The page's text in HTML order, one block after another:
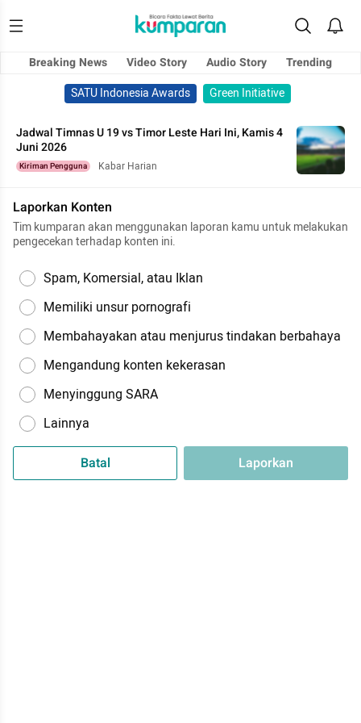
Breaking News Video Story Audio Story
Trending
SATU Indonesia Awards
Green Initiative
Jadwal Timnas U 19 vs Timor Leste Hari Ini, Kamis 4
Juni 2026
Kiriman Pengguna Kabar Harian
Laporkan Konten
Tim kumparan akan menggunakan laporan kamu untuk melakukan
pengecekan terhadap konten ini.
Spam, Komersial, atau Iklan
Memiliki unsur pornografi
Membahayakan atau menjurus tindakan berbahaya
Mengandung konten kekerasan
Menyinggung SARA
Lainnya
Batal Laporkan